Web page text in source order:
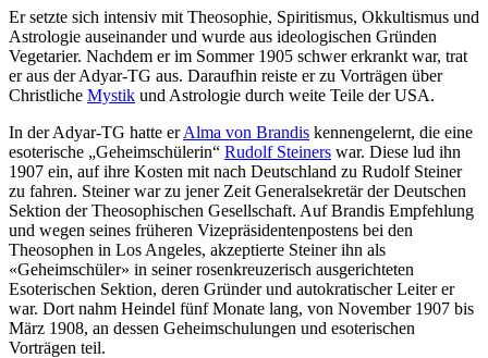
Er setzte sich intensiv mit Theosophie, Spiritismus, Okkultismus und
Astrologie auseinander und wurde aus ideologischen Gründen
Vegetarier. Nachdem er im Sommer 1905 schwer erkrankt war, trat
er aus der Adyar-TG aus. Daraufhin reiste er zu Vorträgen über
Christliche Mystik und Astrologie durch weite Teile der USA.
In der Adyar-TG hatte erAlma von Brandis kennengelernt, die eine
esoterische „Geheimschülerin“ Rudolf Steiners war. Diese lud ihn
1907 ein, auf ihre Kosten mit nach Deutschland zu Rudolf Steiner
zu fahren. Steiner war zu jener Zeit Generalsekretär der Deutschen
Sektion der Theosophischen Gesellschaft. Auf Brandis Empfehlung
und wegen seines früheren Vizepräsidentenpostens bei den
Theosophen in Los Angeles, akzeptierte Steiner ihn als
«Geheimschüler» in seiner rosenkreuzerisch ausgerichteten
Esoterischen Sektion, deren Gründer und autokratischer Leiter er
war. Dort nahm Heindel fünf Monate lang, von November 1907 bis
März 1908, an dessen Geheimschulungen und esoterischen
Vorträgen teil.